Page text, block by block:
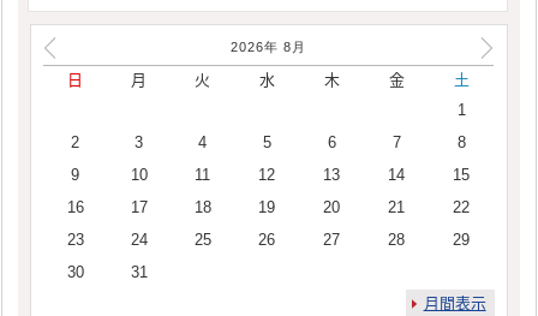
2026年 8 月
日 月 火 水 木 金
土
1
2
3 4 5 6 7
8
9
10 11 12 13 14
15
16
17 18 19 20 21
22
23
24 25 26 27 28
29
30
31
月間表示